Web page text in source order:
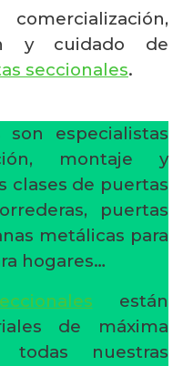
y cuidado de
seccionales.
son especialistas
montaje y
clases de puertas
puertas
metálicas para
hogares…
están
de máxima
todas nuestras